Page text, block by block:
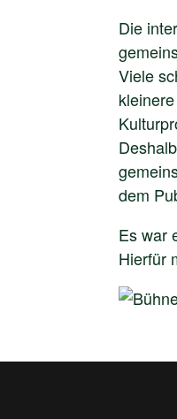
Die
Viele
dem
Es war
Hierfür